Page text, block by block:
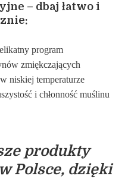
– dbaj łatwo i
program
zmiękczających
niskiej temperaturze
i chłonność muślinu
produkty
Polsce, dzięki